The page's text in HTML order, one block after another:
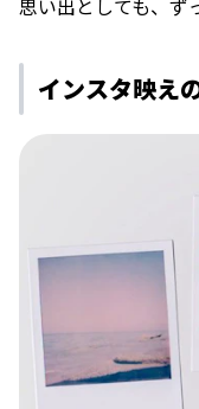
思い出としても、ず
インスタ映え